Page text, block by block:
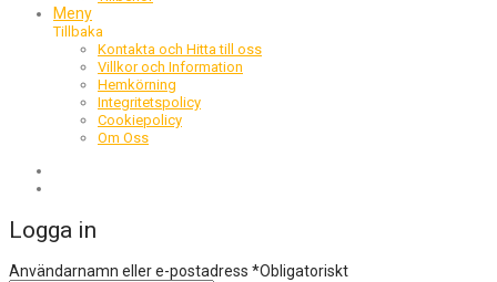
Meny
Tillbaka
Kontakta och Hitta till oss
Villkor och Information
Hemkörning
Integritetspolicy
Cookiepolicy
Om Oss
Logga in
Användarnamn eller e-postadress *Obligatoriskt